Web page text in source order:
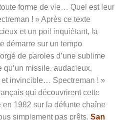
forme de vie… Quel est leur
! » Après ce texte
et un poil inquiétant, la
démarre sur un tempo
de paroles d’une sublime
qu’un missile, audacieux,
et invincible… Spectreman ! »
qui découvrirent cette
1982 sur la défunte chaîne
simplement pas prêts. San